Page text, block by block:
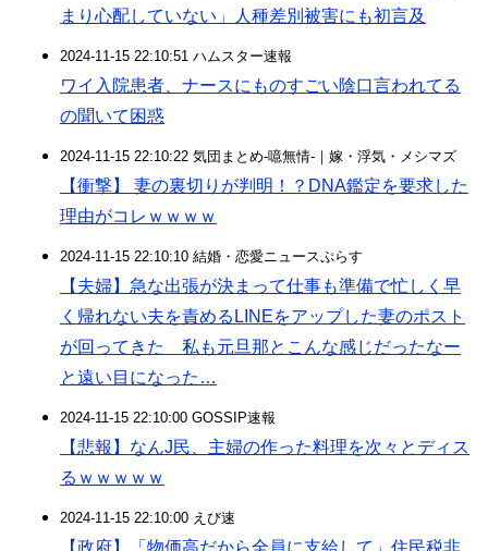
まり心配していない」人種差別被害にも初言及
2024-11-15 22:10:51 ハムスター速報
ワイ入院患者、ナースにものすごい陰口言われてる
の聞いて困惑
2024-11-15 22:10:22 気団まとめ-噫無情-｜嫁・浮気・メシマズ
【衝撃】 妻の裏切りが判明！？DNA鑑定を要求した
理由がコレｗｗｗｗ
2024-11-15 22:10:10 結婚・恋愛ニュースぷらす
【夫婦】急な出張が決まって仕事も準備で忙しく早
く帰れない夫を責めるLINEをアップした妻のポスト
が回ってきた 私も元旦那とこんな感じだったなー
と遠い目になった…
2024-11-15 22:10:00 GOSSIP速報
【悲報】なんJ民、主婦の作った料理を次々とディス
るｗｗｗｗｗ
2024-11-15 22:10:00 えび速
【政府】「物価高だから全員に支給して」住民税非